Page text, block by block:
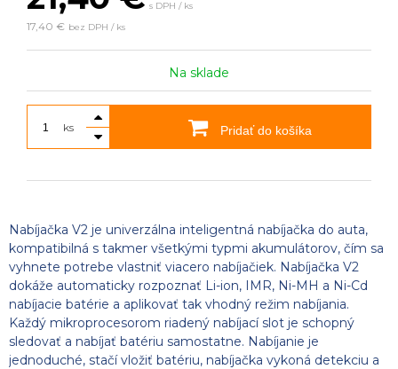
s DPH / ks
17,40 € bez DPH / ks
Na sklade
ks Pridať do košíka
Nabíjačka V2 je univerzálna inteligentná nabíjačka do auta,
kompatibilná s takmer všetkými typmi akumulátorov, čím sa
vyhnete potrebe vlastniť viacero nabíjačiek. Nabíjačka V2
dokáže automaticky rozpoznať Li-ion, IMR, Ni-MH a Ni-Cd
nabíjacie batérie a aplikovať tak vhodný režim nabíjania.
Každý mikroprocesorom riadený nabíjací slot je schopný
sledovať a nabíjať batériu samostatne. Nabíjanie je
jednoduché, stačí vložiť batériu, nabíjačka vykoná detekciu a